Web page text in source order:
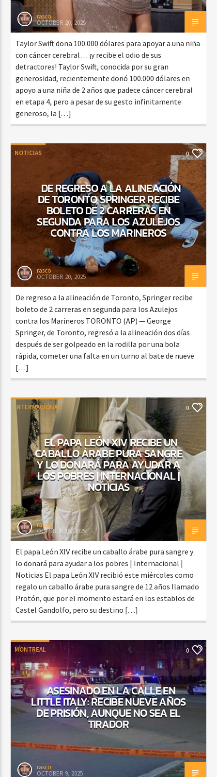
rasco
OCTOBER 20, 2025
Taylor Swift dona 100.000 dólares para apoyar a una niña
con cáncer cerebral… ¡y recibe el odio de sus
detractores! Taylor Swift, conocida por su gran
generosidad, recientemente donó 100.000 dólares en
apoyo a una niña de 2 años que padece cáncer cerebral
en etapa 4, pero a pesar de su gesto infinitamente
generoso, la […]
NOTICIAS 0
DE REGRESO A LA ALINEACIÓN
DE TORONTO, SPRINGER RECIBE
BOLETO DE 2 CARRERAS EN
SEGUNDA PARA LOS AZULEJOS
CONTRA LOS MARINEROS
rasco
OCTOBER 20, 2025
De regreso a la alineación de Toronto, Springer recibe
boleto de 2 carreras en segunda para los Azulejos
contra los Marineros TORONTO (AP) — George
Springer, de Toronto, regresó a la alineación dos días
después de ser golpeado en la rodilla por una bola
rápida, cometer una falta en un turno al bate de nueve
[…]
INTERNACIONAL 0
EL PAPA LEÓN XIV RECIBE UN
CABALLO ÁRABE PURA SANGRE
Y LO DONARÁ PARA AYUDAR A
LOS POBRES | INTERNACIONAL |
NOTICIAS
rasco
OCTOBER 15, 2025
El papa León XIV recibe un caballo árabe pura sangre y
lo donará para ayudar a los pobres | Internacional |
Noticias El papa León XIV recibió este miércoles como
regalo un caballo árabe pura sangre de 12 años llamado
Protón, que por el momento estará en los establos de
Castel Gandolfo, pero su destino […]
MONTREAL 0
ASESINADO EN LA CALLE EN
LITTLE ITALY: RECIBE NUEVE AÑOS
DE PRISIÓN, AUNQUE NO SEA EL
TIRADOR
rasco
OCTOBER 9, 2025